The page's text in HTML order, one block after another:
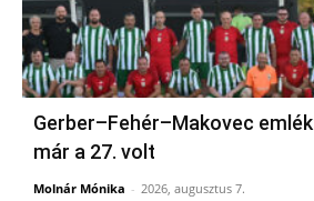
Gerber–Fehér–Makovec
már a 27. volt
Molnár Mónika - 2026, augusztus 7.